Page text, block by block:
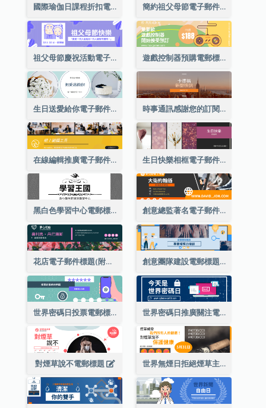
國際瑜伽日課程折扣電子郵件標題 簡約祖父母節電子郵件標題
祖父母節慶祝活動電子郵件標題 遊戲控制器預購電郵標題
生日送愛給你電子郵件標題 時事通訊感謝您的訂閱電子郵件標題
在線編輯推廣電子郵件標題 生日快樂相框電子郵件標題
黑白色學習中心電郵標題 創意總監著名電子郵件標題
花店電子郵件標題(附資料) 創意團隊建設電郵標題
世界密碼日投票電郵標題 世界密碼日推廣關注電郵標題
對煙草說不電郵標題 世界無煙日拒絕煙草主題電郵標題